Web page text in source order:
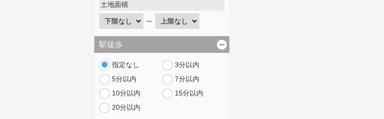
土地面積
～
駅徒歩
指定なし
3分以内
5分以内
7分以内
10分以内
15分以内
20分以内